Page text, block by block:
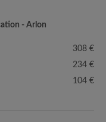
- Arlon
308 €
234 €
104 €